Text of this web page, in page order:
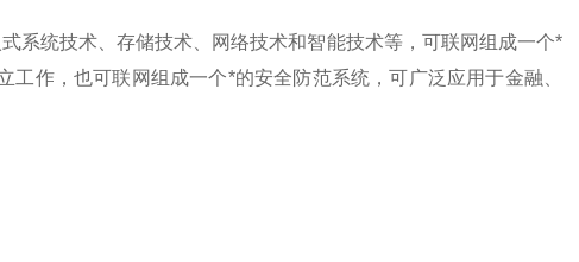
统技术、存储技术、网络技术和智能技术等，可联网组成一个*
作，也可联网组成一个*的安全防范系统，可广泛应用于金融、